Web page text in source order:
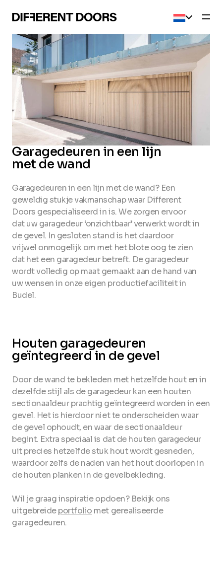
Current
Garagedeuren in een lijn
met de wand
Garagedeuren in een lijn met de wand? Een
geweldig stukje vakmanschap waar Different
Doors gespecialiseerd in is. We zorgen ervoor
dat uw garagedeur ‘onzichtbaar’ verwerkt wordt in
de gevel. In gesloten stand is het daardoor
vrijwel onmogelijk om met het blote oog te zien
dat het een garagedeur betreft. De garagedeur
wordt volledig op maat gemaakt aan de hand van
uw wensen in onze eigen productiefaciliteit in
Budel.
Houten garagedeuren
geïntegreerd in de gevel
Door de wand te bekleden met hetzelfde hout en in
dezelfde stijl als de garagedeur kan een houten
sectionaaldeur prachtig geïntegreerd worden in een
gevel. Het is hierdoor niet te onderscheiden waar
de gevel ophoudt, en waar de sectionaaldeur
begint. Extra speciaal is dat de houten garagedeur
uit precies hetzelfde stuk hout wordt gesneden,
waardoor zelfs de naden van het hout doorlopen in
de houten planken in de gevelbekleding.
Wil je graag inspiratie opdoen? Bekijk ons
uitgebreideportfolio met gerealiseerde
garagedeuren.